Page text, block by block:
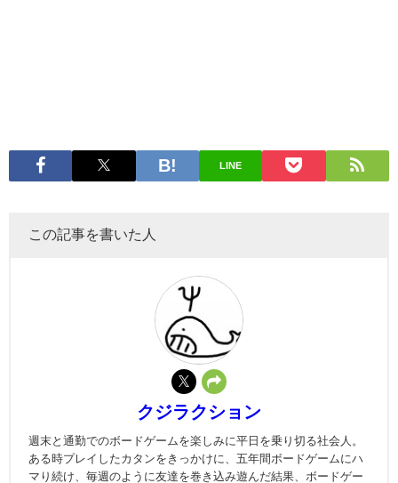
LINE
この記事を書いた人
クジラクション
週末と通勤でのボードゲームを楽しみに平日を乗り切る社会人。
ある時プレイしたカタンをきっかけに、五年間ボードゲームにハ
マり続け、毎週のように友達を巻き込み遊んだ結果、ボードゲー